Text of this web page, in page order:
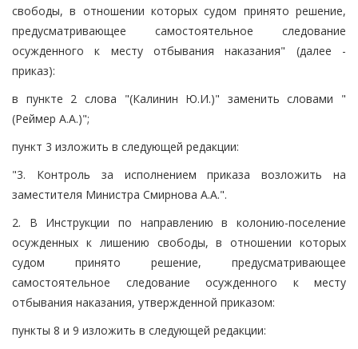
свободы, в отношении которых судом принято решение,
предусматривающее самостоятельное следование
осужденного к месту отбывания наказания" (далее -
приказ):
в пункте 2 слова "(Калинин Ю.И.)" заменить словами "
(Реймер А.А.)";
пункт 3 изложить в следующей редакции:
"3. Контроль за исполнением приказа возложить на
заместителя Министра Смирнова А.А.".
2. В Инструкции по направлению в колонию-поселение
осужденных к лишению свободы, в отношении которых
судом принято решение, предусматривающее
самостоятельное следование осужденного к месту
отбывания наказания, утвержденной приказом:
пункты 8 и 9 изложить в следующей редакции: